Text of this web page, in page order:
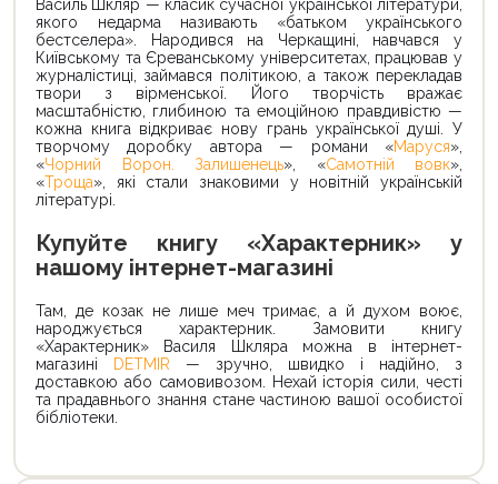
Василь Шкляр — класик сучасної української літератури,
якого недарма називають «батьком українського
бестселера». Народився на Черкащині, навчався у
Київському та Єреванському університетах, працював у
журналістиці, займався політикою, а також перекладав
твори з вірменської. Його творчість вражає
масштабністю, глибиною та емоційною правдивістю —
кожна книга відкриває нову грань української душі. У
творчому доробку автора — романи «Маруся»,
«Чорний Ворон. Залишенець», «Самотній вовк»,
«Троща», які стали знаковими у новітній українській
літературі.
Купуйте книгу «Характерник» у
нашому інтернет-магазині
Там, де козак не лише меч тримає, а й духом воює,
народжується характерник. Замовити книгу
«Характерник» Василя Шкляра можна в інтернет-
магазині
DETMIR — зручно, швидко і надійно, з
доставкою або самовивозом. Нехай історія сили, честі
та прадавнього знання стане частиною вашої особистої
бібліотеки.